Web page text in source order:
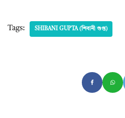
Tags: SHIBANI GUPTA (শিবানী গুপ্ত)